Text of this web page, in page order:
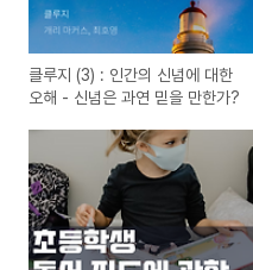
클루지 (3) : 인간의 신념에 대한
오해 - 신념은 과연 믿을 만한가?